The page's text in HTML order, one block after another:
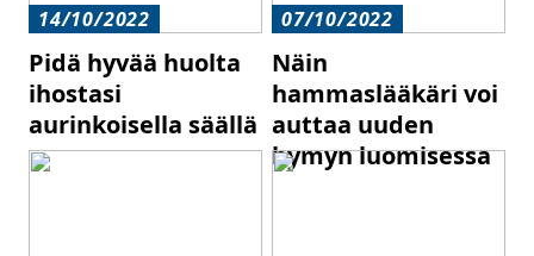
14/10/2022
Pidä hyvää huolta
ihostasi
aurinkoisella säällä
07/10/2022
Näin
hammaslääkäri voi
auttaa uuden
hymyn luomisessa